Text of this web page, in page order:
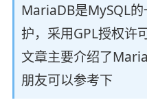
MariaDB是MySQL
护，采用GPL授权许
文章主要介绍了
朋友可以参考下